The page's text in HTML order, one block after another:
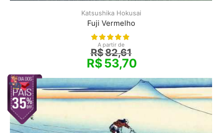
Katsushika Hokusai
Fuji Vermelho
A partir de
R$82,61
R$53,70